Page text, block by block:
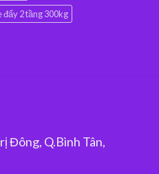
đẩy 2 tầng 300kg
Đông, Q.Bình Tân,